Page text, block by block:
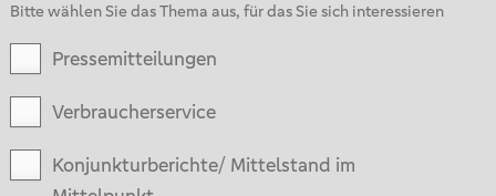
Bitte wählen Sie das Thema aus, für das Sie sich interessieren
Pressemitteilungen
Verbraucherservice
Konjunkturberichte/ Mittelstand im